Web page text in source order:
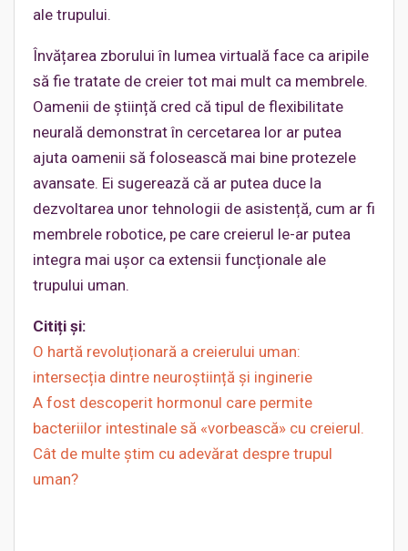
ale trupului.
Învățarea zborului în lumea virtuală face ca aripile
să fie tratate de creier tot mai mult ca membrele.
Oamenii de știință cred că tipul de flexibilitate
neurală demonstrat în cercetarea lor ar putea
ajuta oamenii să folosească mai bine protezele
avansate. Ei sugerează că ar putea duce la
dezvoltarea unor tehnologii de asistență, cum ar fi
membrele robotice, pe care creierul le-ar putea
integra mai ușor ca extensii funcționale ale
trupului uman.
Citiți și:
O hartă revoluționară a creierului uman:
intersecția dintre neuroștiință și inginerie
A fost descoperit hormonul care permite
bacteriilor intestinale să «vorbească» cu creierul.
Cât de multe știm cu adevărat despre trupul
uman?